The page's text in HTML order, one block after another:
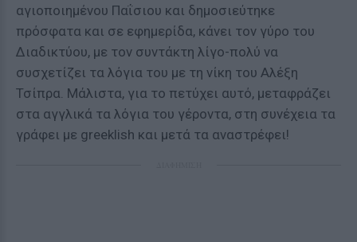
αγιοποιημένου Παΐσιου και δημοσιεύτηκε
πρόσφατα και σε εφημερίδα, κάνει τον γύρο του
Διαδικτύου, με τον συντάκτη λίγο-πολύ να
συσχετίζει τα λόγια του με τη νίκη του Αλέξη
Τσίπρα. Μάλιστα, για το πετύχει αυτό, μεταφράζει
στα αγγλικά τα λόγια του γέροντα, στη συνέχεια τα
γράφει με greeklish και μετά τα αναστρέφει!